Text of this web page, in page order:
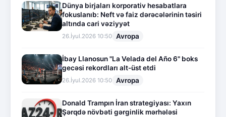
Dünya birjaları korporativ hesabatlara
fokuslanıb: Neft və faiz dərəcələrinin təsiri
altında cari vəziyyət
26.İyul.2026 10:50 Avropa
İbay Llanosun "La Velada del Año 6" boks
gecəsi rekordları alt-üst etdi
26.İyul.2026 10:50 Avropa
Donald Trampın İran strategiyası: Yaxın
Şərqdə növbəti gərginlik mərhələsi